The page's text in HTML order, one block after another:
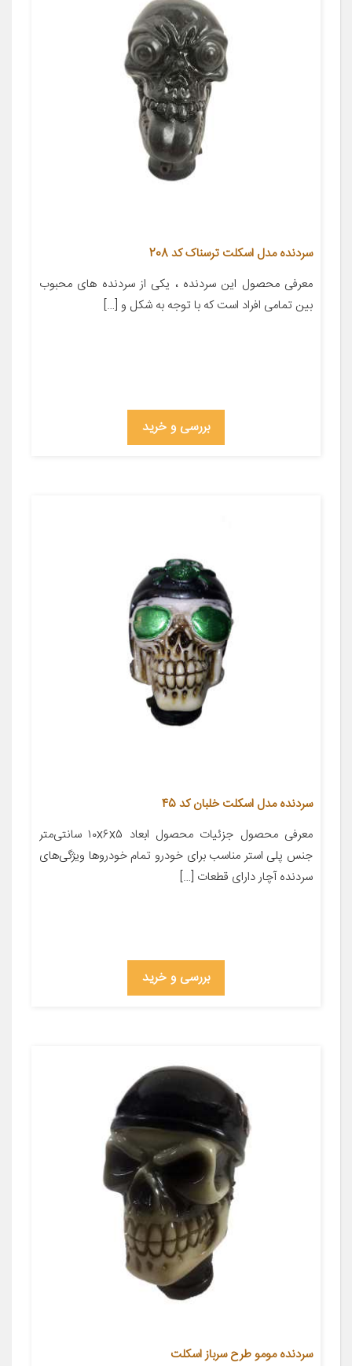
سردنده مدل اسکلت ترسناک کد 208
معرفی محصول این سردنده ، یکی از سردنده های محبوب
بین تمامی افراد است که با توجه به شکل و […]
بررسی و خرید
سردنده مدل اسکلت خلبان کد 45
معرفی محصول جزئیات محصول ابعاد ۱۰x۶x۵ سانتی‌متر
جنس پلی استر مناسب برای خودرو تمام خودروها ویژگی‌های
سردنده آچار دارای قطعات […]
بررسی و خرید
سردنده مومو طرح سرباز اسکلت